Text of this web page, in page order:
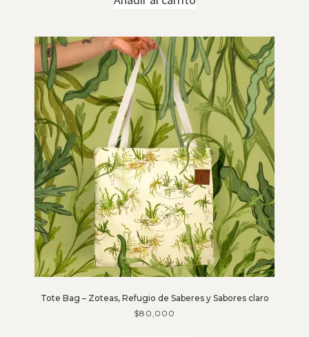
Tote Bag – Zoteas, Refugio de Saberes y Sabores claro
$80,000